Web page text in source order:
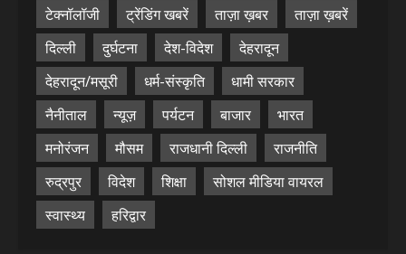
टेक्नॉलॉजी
ट्रेंडिंग खबरें ताज़ा ख़बर
ताज़ा ख़बरें
दिल्ली
दुर्घटना देश-विदेश
देहरादून
देहरादून/मसूरी
धर्म-संस्कृति
धामी सरकार
नैनीताल
न्यूज़ पर्यटन बाजार
भारत
मनोरंजन
मौसम राजधानी दिल्ली
राजनीति
रुद्रपुर
विदेश शिक्षा
सोशल मीडिया वायरल
स्वास्थ्य
हरिद्वार